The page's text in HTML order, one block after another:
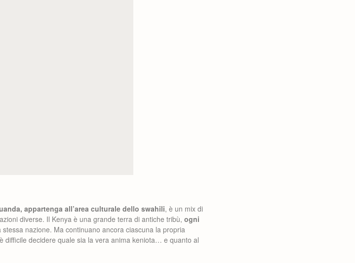
appartenga all’area culturale dello swahili, è un mix di
diverse. Il Kenya è una grande terra di antiche tribù, ogni
nazione. Ma continuano ancora ciascuna la propria
difficile decidere quale sia la vera anima keniota… e quanto al